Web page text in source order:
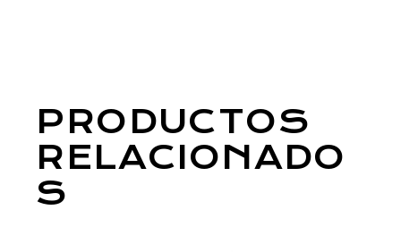
PRODUCTOS
RELACIONADO
S